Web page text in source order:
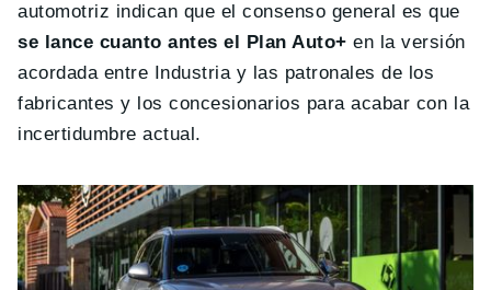
automotriz indican que el consenso general es que
se lance cuanto antes el Plan Auto+ en la versión
acordada entre Industria y las patronales de los
fabricantes y los concesionarios para acabar con la
incertidumbre actual.